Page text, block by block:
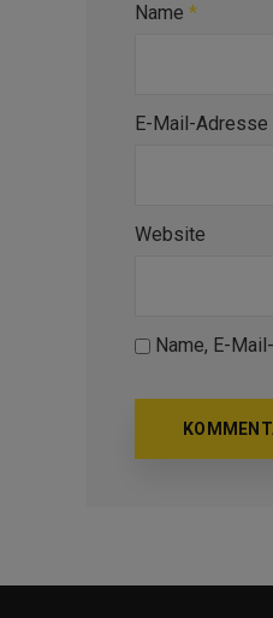
Name *
E-Mail-Adresse
Website
Name, E-